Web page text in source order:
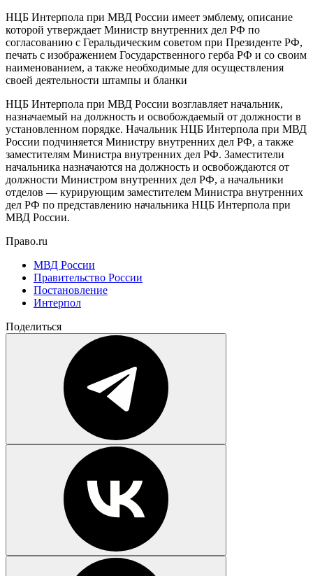
НЦБ Интерпола при МВД России имеет эмблему, описание
которой утверждает Министр внутренних дел РФ по
согласованию с Геральдическим советом при Президенте РФ,
печать с изображением Государственного герба РФ и со своим
наименованием, а также необходимые для осуществления
своей деятельности штампы и бланки
НЦБ Интерпола при МВД России возглавляет начальник,
назначаемый на должность и освобождаемый от должности в
установленном порядке. Начальник НЦБ Интерпола при МВД
России подчиняется Министру внутренних дел РФ, а также
заместителям Министра внутренних дел РФ. Заместители
начальника назначаются на должность и освобождаются от
должности Министром внутренних дел РФ, а начальники
отделов — курирующим заместителем Министра внутренних
дел РФ по представлению начальника НЦБ Интерпола при
МВД России.
Право.ru
МВД России
Правительство России
Постановление
Интерпол
Поделиться